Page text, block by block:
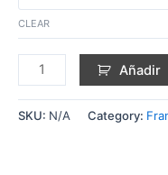
CLEAR
Añadir
SKU: N/A Category: